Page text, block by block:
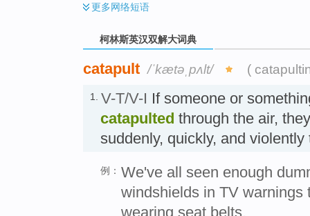
更多网络短语
柯林斯英汉双解大词典
catapult /ˈkætəˌpʌlt/ (
1. V-T/V-I If someone or
catapulted through the air,
suddenly, quickly, and
例： We've all seen enough
windshields in TV warnings
wearing seat belts.